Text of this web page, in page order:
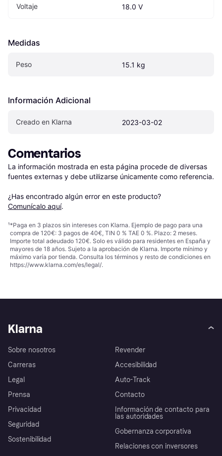
Voltaje 18.0 V
Medidas
Peso 15.1 kg
Información Adicional
Creado en Klarna 2023-03-02
Comentarios
La información mostrada en esta página procede de diversas
fuentes externas y debe utilizarse únicamente como referencia.
¿Has encontrado algún error en este producto?
Comunícalo aquí.
¹*Paga en 3 plazos sin intereses con Klarna. Ejemplo de pago para una
compra de 120€: 3 pagos de 40€, TIN 0 % TAE 0 %. Plazo: 2 meses.
Importe total adeudado 120€. Solo es válido para residentes en España y
mayores de 18 años. Sujeto a la aprobación de Klarna. Importe mínimo y
máximo varía por tienda. Consulta los términos y resto de condiciones en
https://www.klarna.com/es/legal/.
Klarna
Sobre nosotros
Carreras
Legal
Prensa
Privacidad
Seguridad
Sostenibilidad
Revender
Accesibilidad
Auto-Track
Contacto
Información de contacto para
las autoridades
Gobernanza corporativa
Relaciones con inversores